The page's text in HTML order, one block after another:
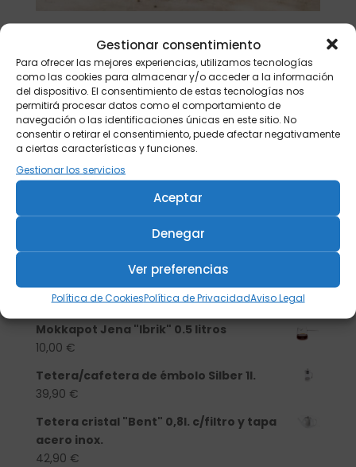
Gestionar consentimiento
Para ofrecer las mejores experiencias, utilizamos tecnologías
como las cookies para almacenar y/o acceder a la información
del dispositivo. El consentimiento de estas tecnologías nos
permitirá procesar datos como el comportamiento de
navegación o las identificaciones únicas en este sitio. No
consentir o retirar el consentimiento, puede afectar negativamente
a ciertas características y funciones.
Gestionar los servicios
Aceptar
Denegar
Ver preferencias
Política de CookiesPolítica de PrivacidadAviso Legal
Productos vistos recientemente
*Tetsubin "Geometric" Ng.1l.
40,00€
Salvamanteles hierro 13 cm. Ng/Oro
Set Tetsubin "Mosaic" Rojo/ng. 0,6l
c/salvamantel+2 vasos
51,90€
49,90€
Mokkapot Jena "Ibrik" 0.5 litros
10,00 €
Tetera/cafetera de émbolo Silber 1l.
39,90 €
Tetera cristal "Bent" 0,8l. c/filtro y tapa
acero inox.
42,90 €